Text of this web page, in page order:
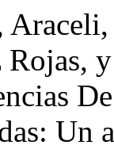
Un